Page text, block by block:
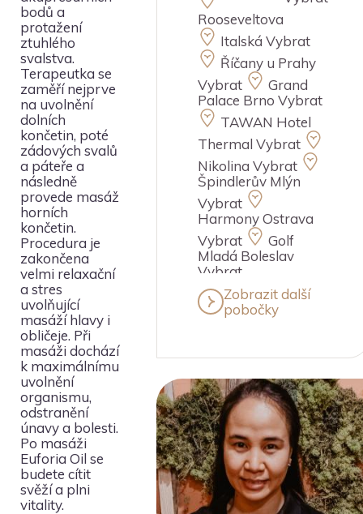
bodů a
protažení
ztuhlého
svalstva.
Terapeutka se
zaměří nejprve
na uvolnění
dolních
končetin, poté
zádových svalů
a páteře a
následně
provede masáž
horních
končetin.
Procedura je
zakončena
velmi relaxační
a stres
uvolňující
masáží hlavy i
obličeje. Při
masáži dochází
k maximálnímu
uvolnění
organismu,
odstranění
únavy a bolesti.
Po masáži
Euforia Oil se
budete cítit
svěží a plni
vitality.
Rooseveltova
Italská Vybrat
Říčany u Prahy
Vybrat
Grand
Palace Brno Vybrat
TAWAN Hotel
Thermal Vybrat
Nikolina Vybrat
Špindlerův Mlýn
Vybrat
Harmony Ostrava
Vybrat
Golf
Mladá Boleslav
Vybrat
Zobrazit další
pobočky